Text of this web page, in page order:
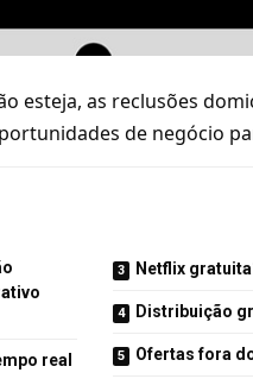
esteja, as reclusões
de negócio
real
Netflix
Distribuição
Ofertas fora